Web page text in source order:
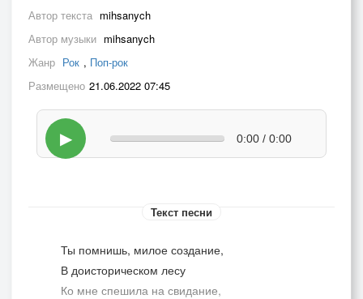
Автор текста mihsanych
Автор музыки mihsanych
Жанр Рок , Поп-рок
Размещено 21.06.2022 07:45
▶ 0:00 / 0:00
Текст песни
Ты помнишь, милое создание,
В доисторическом лесу
Ко мне спешила на свидание,